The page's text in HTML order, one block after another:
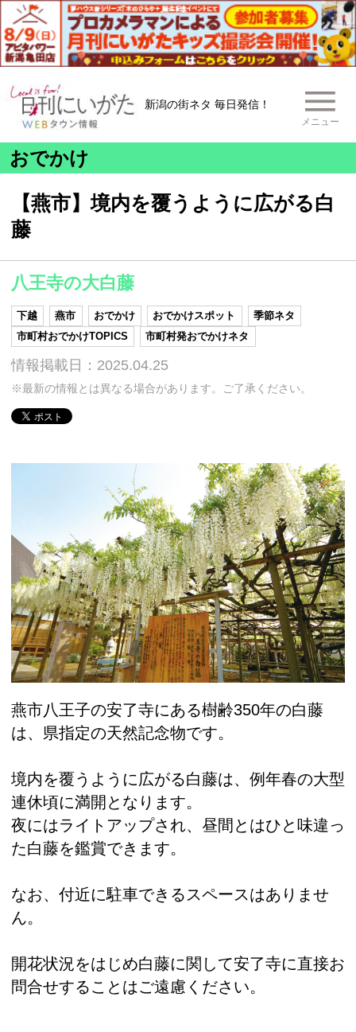
新潟の街ネタ 毎日発信！
メニュー
おでかけ
【燕市】境内を覆うように広がる白
藤
八王寺の大白藤
下越 燕市 おでかけ おでかけスポット
季節ネタ
市町村おでかけTOPICS
市町村発おでかけネタ
情報掲載日：2025.04.25
※最新の情報とは異なる場合があります。ご了承ください。
燕市八王子の安了寺にある樹齢350年の白藤
は、県指定の天然記念物です。
境内を覆うように広がる白藤は、例年春の大型
連休頃に満開となります。
夜にはライトアップされ、昼間とはひと味違っ
た白藤を鑑賞できます。
なお、付近に駐車できるスペースはありませ
ん。
開花状況をはじめ白藤に関して安了寺に直接お
問合せすることはご遠慮ください。